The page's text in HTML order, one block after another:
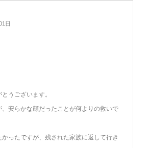
日
うございます。
安らかな顔だったことが何よりの救いで
ったですが、残された家族に返して行き